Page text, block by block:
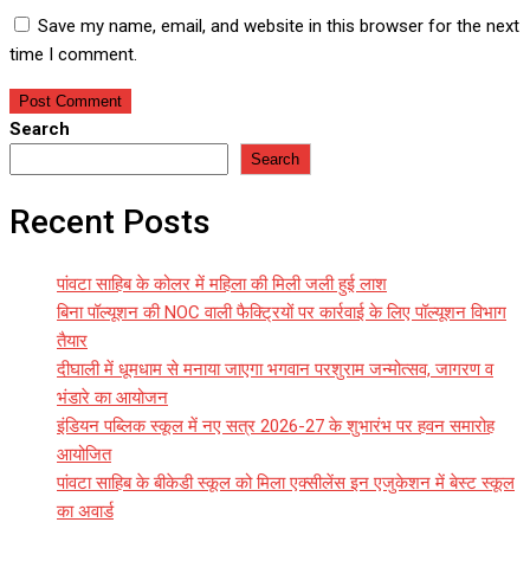
Save my name, email, and website in this browser for the next
time I comment.
Search
Search
Recent Posts
पांवटा साहिब के कोलर में महिला की मिली जली हुई लाश
बिना पॉल्यूशन की NOC वाली फैक्ट्रियों पर कार्रवाई के लिए पॉल्यूशन विभाग
तैयार
दीघाली में धूमधाम से मनाया जाएगा भगवान परशुराम जन्मोत्सव, जागरण व
भंडारे का आयोजन
इंडियन पब्लिक स्कूल में नए सत्र 2026-27 के शुभारंभ पर हवन समारोह
आयोजित
पांवटा साहिब के बीकेडी स्कूल को मिला एक्सीलेंस इन एजुकेशन में बेस्ट स्कूल
का अवार्ड